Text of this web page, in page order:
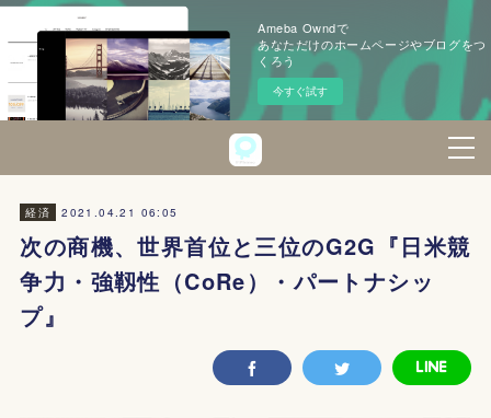
Ameba Owndで
あなただけのホームページやブログをつ
くろう
今すぐ試す
経済 2021.04.21 06:05
次の商機、世界首位と三位のG2G『日米競
争力・強靱性（CoRe）・パートナシッ
プ』